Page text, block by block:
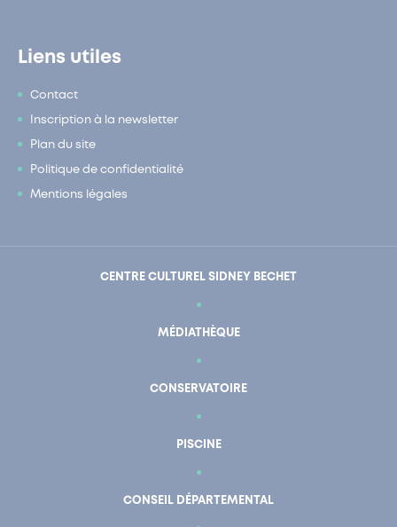
Liens utiles
Contact
Inscription à la newsletter
Plan du site
Politique de confidentialité
Mentions légales
CENTRE CULTUREL SIDNEY BECHET
MÉDIATHÈQUE
CONSERVATOIRE
PISCINE
CONSEIL DÉPARTEMENTAL